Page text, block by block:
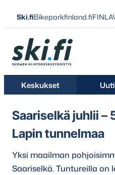
Siirry
suoraan
sisältöön
Ski.fiBikeparkfinland.fi
Ski.fi
Keskukset
Saariselkä juhlii –
Lapin tunnelmaa
Yksi maailman
Saariselkä. Tuntureilla on